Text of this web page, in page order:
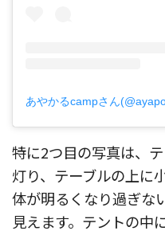
あやかるcampさん
特に2つ目の写真は、
灯り、テーブルの上に
体が明るくなり過ぎな
見えます。テントの中